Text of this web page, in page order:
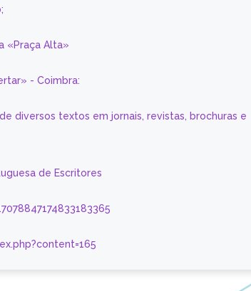
«Praça Alta»
- Coimbra:
diversos textos em jornais, revistas, brochuras e
de Escritores